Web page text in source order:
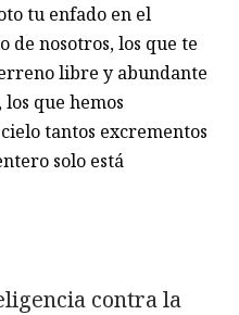
tu enfado en el
de nosotros, los que te
libre y abundante
que hemos
tantos excrementos
solo está
contra la